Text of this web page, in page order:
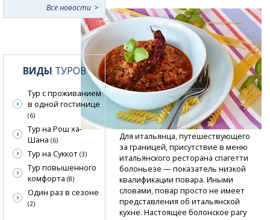
Для итальянца, путешествующего
за границей, присутствие в меню
итальянского ресторана спагетти
болоньезе — показатель низкой
квалификации повара. Иными
словами, повар просто не имеет
представления об итальянской
кухне. Настоящее болонское рагу
Все новости
ВИДЫ ТУРОВ
Тур с проживанием
в одной гостинице
(6)
Тур на Рош ха-
Шана (6)
Тур на Суккот (3)
Тур повышенного
комфорта (8)
Один раз в сезоне
(2)